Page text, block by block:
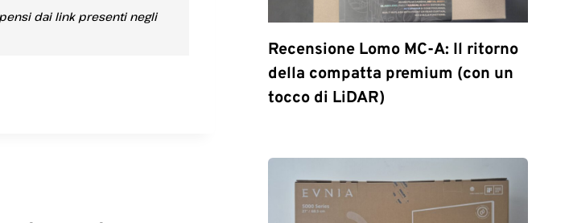
dai link presenti negli
Recensione Lomo MC-A: Il ritorno
della compatta premium (con un
tocco di LiDAR)